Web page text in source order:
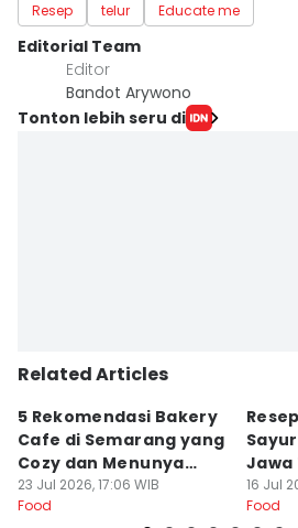
Resep telur Educate me
Editorial Team
Editor
Bandot Arywono
Tonton lebih seru di
Related Articles
5 Rekomendasi Bakery
Cafe di Semarang yang
Cozy dan Menunya
Yummy
23 Jul 2026, 17:06 WIB
Food
Jawa
16 Jul
Food